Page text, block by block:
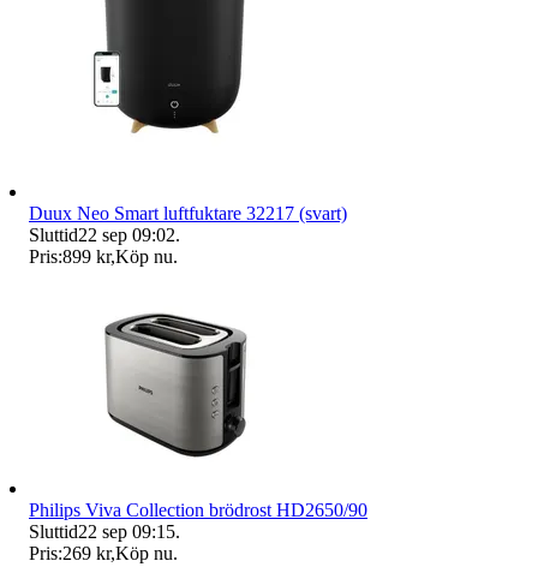
Duux Neo Smart luftfuktare 32217 (svart)
Sluttid22 sep 09:02.
Pris:899 kr,Köp nu.
Philips Viva Collection brödrost HD2650/90
Sluttid22 sep 09:15.
Pris:269 kr,Köp nu.